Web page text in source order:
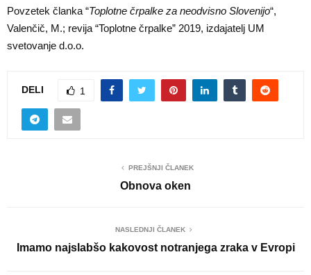
Povzetek članka “Toplotne črpalke za neodvisno Slovenijo“,
Valenčič, M.; revija “Toplotne črpalke” 2019, izdajatelj UM
svetovanje d.o.o.
DELI 1
PREJŠNJI ČLANEK
Obnova oken
NASLEDNJI ČLANEK
Imamo najslabšo kakovost notranjega zraka v Evropi